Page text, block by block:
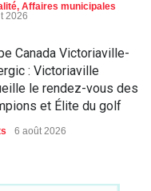
, Affaires municipales
2026
Canada Victoriaville-
: Victoriaville
le rendez-vous des
et Élite du golf
6 août 2026